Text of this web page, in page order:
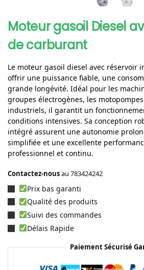
Moteur gasoil Diesel
de carburant
Le moteur gasoil diesel avec réservoir
offrir une puissance fiable, une
grande longévité. Idéal pour les
groupes électrogènes, les
industriels, il garantit un
conditions intensives. Sa conception
intégré assurent une autonomie
simplifiée et une excellente
professionnel et continu.
Contactez-nousau 783424242
Prix bas garanti
Qualité des produits
Suivi des commandes
Délais Rapide
Paiement Sécurisé